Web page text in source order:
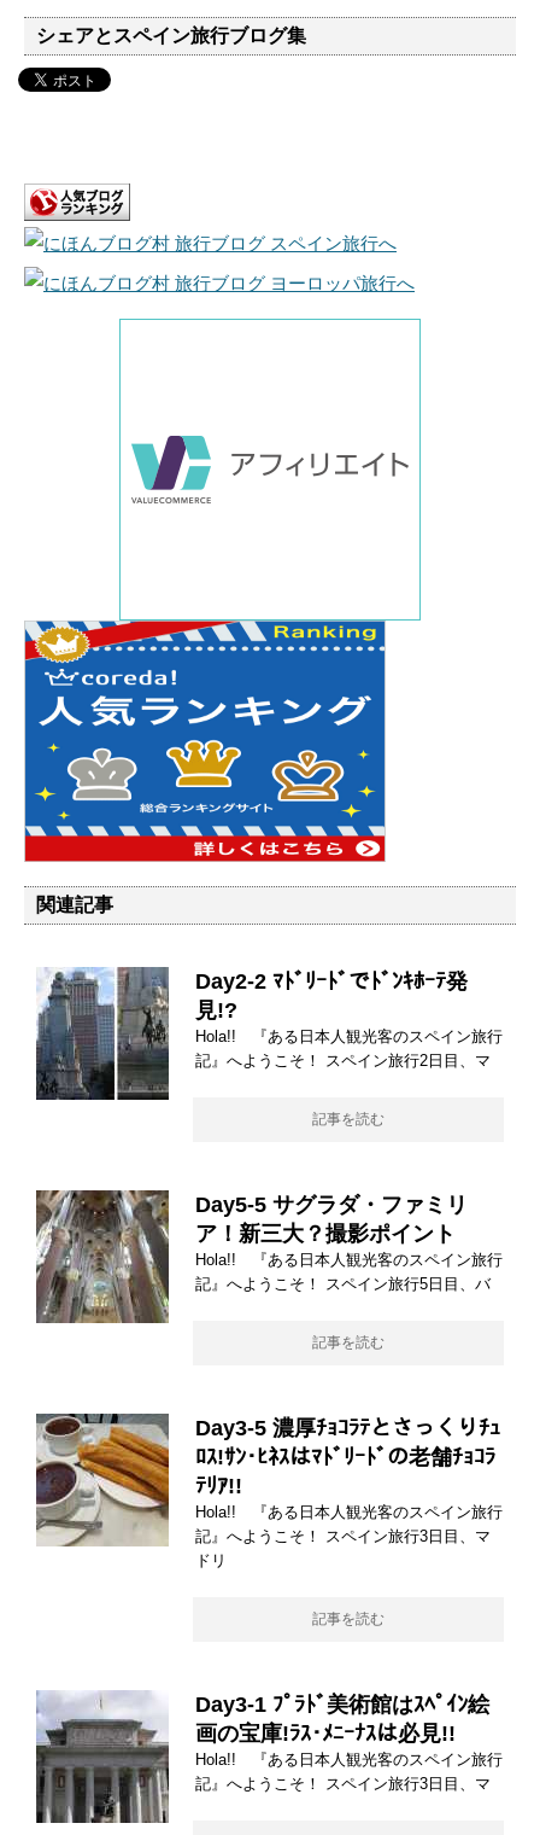
シェアとスペイン旅行ブログ集
関連記事
Day2-2 ﾏﾄﾞﾘｰﾄﾞでﾄﾞﾝｷﾎｰﾃ発
見!?
Hola!! 『ある日本人観光客のスペイン旅行
記』へようこそ！ スペイン旅行2日目、マ
記事を読む
Day5-5 サグラダ・ファミリ
ア！新三大？撮影ポイント
Hola!! 『ある日本人観光客のスペイン旅行
記』へようこそ！ スペイン旅行5日目、バ
記事を読む
Day3-5 濃厚ﾁｮｺﾗﾃとさっくりﾁｭ
ﾛｽ!ｻﾝ･ﾋﾈｽはﾏﾄﾞﾘｰﾄﾞの老舗ﾁｮｺﾗ
ﾃﾘｱ!!
Hola!! 『ある日本人観光客のスペイン旅行
記』へようこそ！ スペイン旅行3日目、マ
ドリ
記事を読む
Day3-1 ﾌﾟﾗﾄﾞ美術館はｽﾍﾟｲﾝ絵
画の宝庫!ﾗｽ･ﾒﾆｰﾅｽは必見!!
Hola!! 『ある日本人観光客のスペイン旅行
記』へようこそ！ スペイン旅行3日目、マ